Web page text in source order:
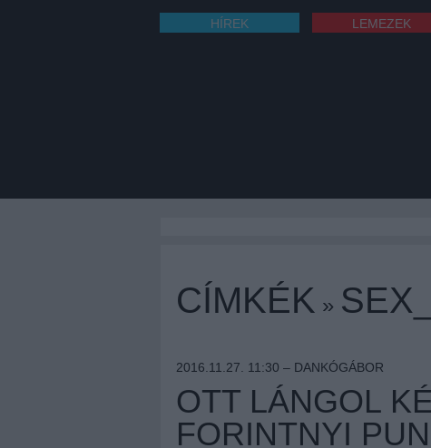
HÍREK LEMEZEK
CÍMKÉK »
2016.11.27. 11:30 – DANKÓGÁBOR
OTT LÁNGOL
FORINTNYI